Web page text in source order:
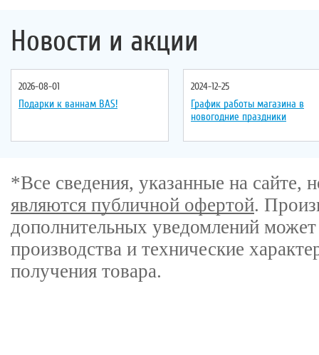
Новости и акции
2026-08-01
Подарки к ваннам BAS!
2024-12-25
График работы магазина в
новогодние праздники
*Все сведения, указанные на
являются публичной офертой.
дополнительных уведомлений
производства и технические
получения товара.